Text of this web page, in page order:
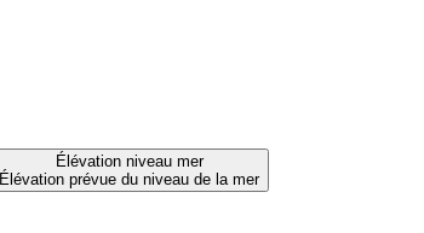
Élévation niveau mer
Élévation prévue du niveau de la mer